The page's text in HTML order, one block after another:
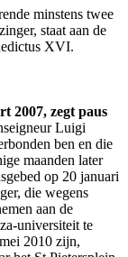
minstens twee
staat aan de
XVI.
2007, zegt paus
Luigi
ben en die
maanden later
op 20 januari
die wegens
aan de
universiteit te
2010 zijn,